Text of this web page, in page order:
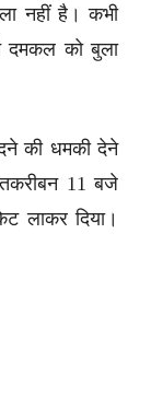
नहीं है। कभी
दमकल को बुला
की धमकी देने
11 बजे
लाकर दिया।